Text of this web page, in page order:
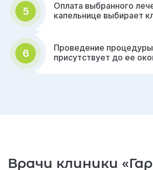
5
Оплата выбранного
капельнице выбирает
6
Проведение
присутствует до ее
Врачи клиники